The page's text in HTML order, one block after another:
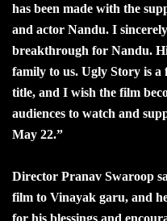
has been made with the
and actor Nandu. I
breakthrough for Nandu.
family to us. Ugly Story is
title, and I wish the film
audiences to watch and
May 22.”
Director Pranav Swaroop
film to Vinayak garu, and
for his blessings and